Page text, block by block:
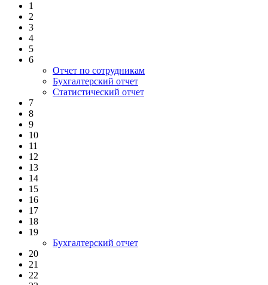
1
2
3
4
5
6
Отчет по сотрудникам
Бухгалтерский отчет
Статистический отчет
7
8
9
10
11
12
13
14
15
16
17
18
19
Бухгалтерский отчет
20
21
22